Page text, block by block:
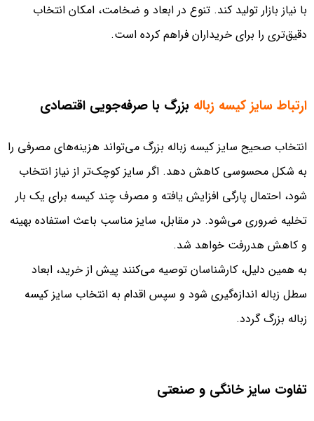
با نیاز بازار تولید کند. تنوع در ابعاد و ضخامت، امکان انتخاب
دقیق‌تری را برای خریداران فراهم کرده است.
ارتباط سایز کیسه زباله بزرگ با صرفه‌جویی اقتصادی
انتخاب صحیح سایز کیسه زباله بزرگ می‌تواند هزینه‌های مصرفی را
به شکل محسوسی کاهش دهد. اگر سایز کوچک‌تر از نیاز انتخاب
شود، احتمال پارگی افزایش یافته و مصرف چند کیسه برای یک بار
تخلیه ضروری می‌شود. در مقابل، سایز مناسب باعث استفاده بهینه
و کاهش هدررفت خواهد شد.
به همین دلیل، کارشناسان توصیه می‌کنند پیش از خرید، ابعاد
سطل زباله اندازه‌گیری شود و سپس اقدام به انتخاب سایز کیسه
زباله بزرگ گردد.
تفاوت سایز خانگی و صنعتی